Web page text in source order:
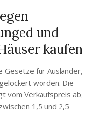
und
kaufen
Gesetze für Ausländer,
worden. Die
vom Verkaufspreis ab,
1,5 und 2,5